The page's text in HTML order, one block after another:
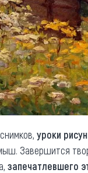
уроки
Завершится
запечатлевшего